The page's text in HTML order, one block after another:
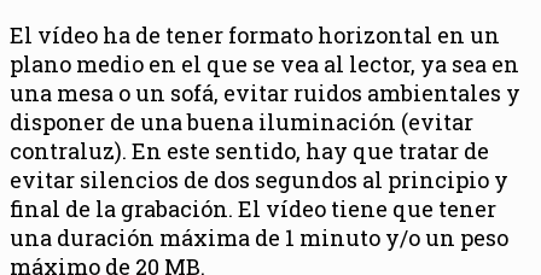
El vídeo ha de tener formato horizontal en un
plano medio en el que se vea al lector, ya sea en
una mesa o un sofá, evitar ruidos ambientales y
disponer de una buena iluminación (evitar
contraluz). En este sentido, hay que tratar de
evitar silencios de dos segundos al principio y
final de la grabación. El vídeo tiene que tener
una duración máxima de 1 minuto y/o un peso
máximo de 20 MB.